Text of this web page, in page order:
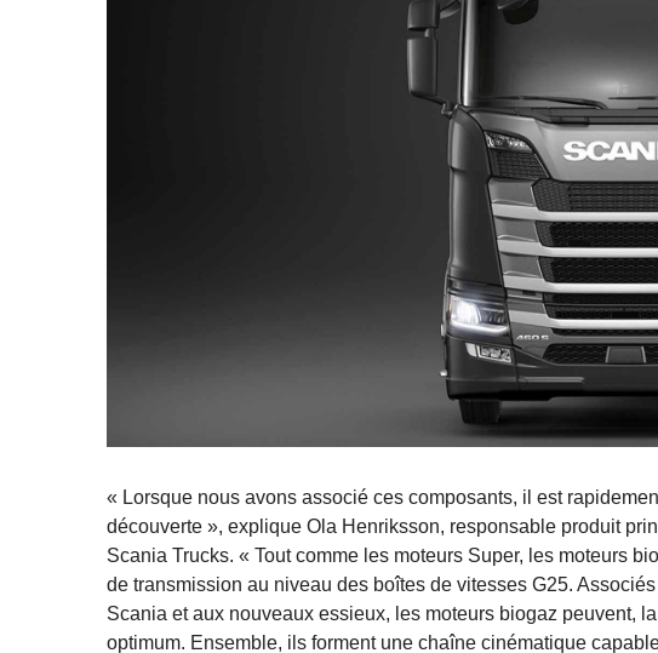
« Lorsque nous avons associé ces composants, il est
découverte », explique Ola Henriksson, responsable produit
Scania Trucks. « Tout comme les moteurs Super, les moteurs
de transmission au niveau des boîtes de vitesses G25.
Scania et aux nouveaux essieux, les moteurs biogaz peuvent,
optimum. Ensemble, ils forment une chaîne cinématique